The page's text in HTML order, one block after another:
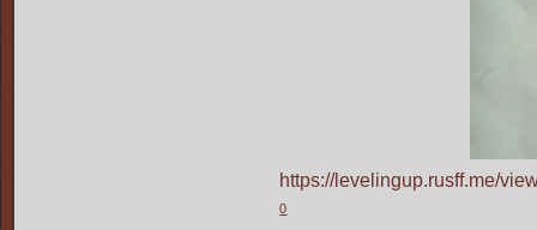
https://levelingup.rusff.me/
0